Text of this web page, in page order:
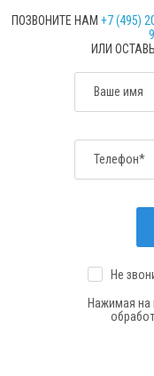
ПОЗВОНИТЕ НАМ +7 (495)
ИЛИ
Ваше имя
Телефон*
Не
Нажимая на